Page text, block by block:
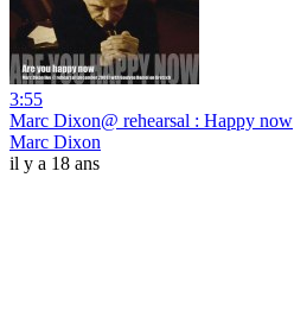
3:55
Marc Dixon@ rehearsal : Happy now
Marc Dixon
il y a 18 ans